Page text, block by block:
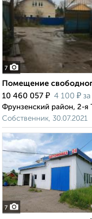
7
Помещение
10 460 057 ₽ 4 100 ₽
Фрунзенский район, 2-я
Собственник, 30.07.2021
7